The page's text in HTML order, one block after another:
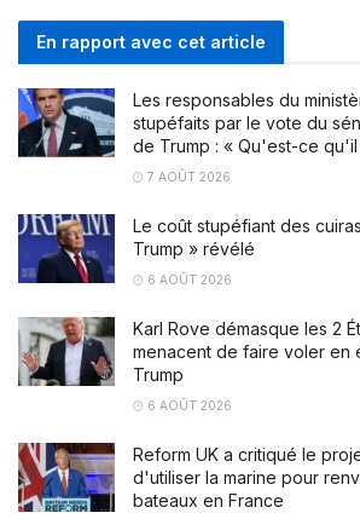
En rapport avec cet article
Les responsables du
stupéfaits par le vote du
de Trump : « Qu'est-ce qu'il
7 AOÛT 2026
Le coût stupéfiant des
Trump » révélé
6 AOÛT 2026
Karl Rove démasque les 2
menacent de faire voler en
Trump
6 AOÛT 2026
Reform UK a critiqué le
d'utiliser la marine pour
bateaux en France